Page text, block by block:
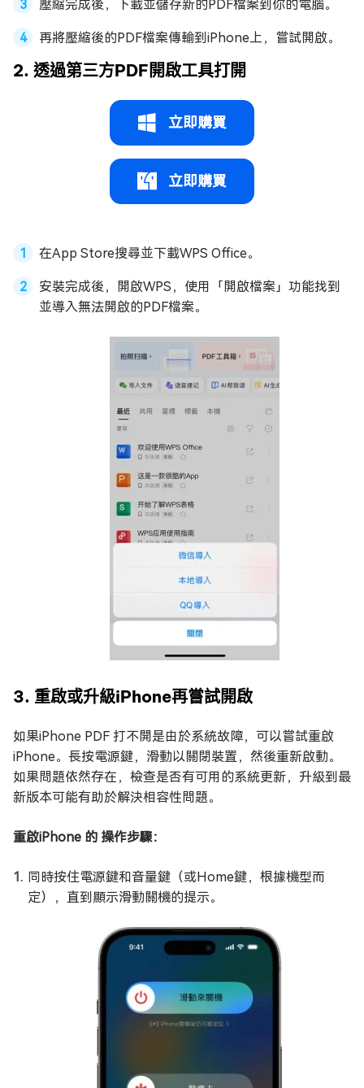
壓縮完成後，下載並儲存新的PDF檔案到你的電腦。
再將壓縮後的PDF檔案傳輸到iPhone上，嘗試開啟。
2. 透過第三方PDF開啟工具打開
立即購買
立即購買
在App Store搜尋並下載WPS Office。
安裝完成後，開啟WPS，使用「開啟檔案」功能找到
並導入無法開啟的PDF檔案。
3. 重啟或升級iPhone再嘗試開啟
如果iPhone PDF 打不開是由於系統故障，可以嘗試重啟
iPhone。長按電源鍵，滑動以關閉裝置，然後重新啟動。
如果問題依然存在，檢查是否有可用的系統更新，升級到最
新版本可能有助於解決相容性問題。
重啟iPhone 的 操作步驟：
同時按住電源鍵和音量鍵（或Home鍵，根據機型而
定），直到顯示滑動關機的提示。